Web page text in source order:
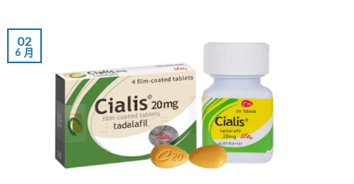
02
6 月